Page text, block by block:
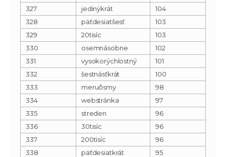
327
jedinýkrát
104
328
päťdesiatšesť
103
329
20tisíc
103
330
osemnásobne
102
331
vysokorýchlostný
101
332
šestnásťkrát
100
333
meruôsmy
98
334
webstránka
97
335
streden
96
336
30tisíc
96
337
200tisíc
96
338
päťdesiatkrát
95